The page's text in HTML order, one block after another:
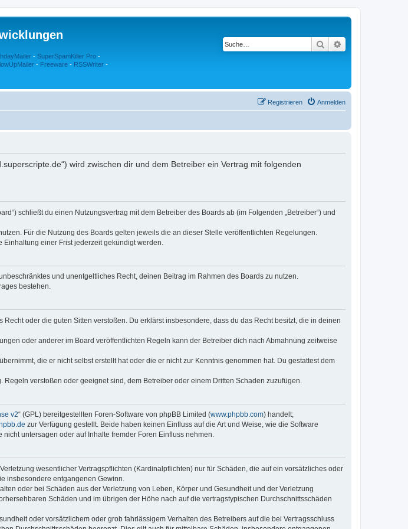
- SuperSpamKiller Pro -
- Freeware - RSSWriter -
Suche
Anmelden
Registrieren
wird zwischen dir und dem Betreiber ein Vertrag mit folgenden
schließt du einen Nutzungsvertrag mit dem Betreiber des Boards ab (im Folgenden „Betreiber“) und
Für die Nutzung des Boards gelten jeweils die an dieser Stelle veröffentlichten Regelungen.
Einhaltung einer Frist jederzeit gekündigt werden.
und unentgeltliches Recht, deinen Beitrag im Rahmen des Boards zu nutzen.
bestehen.
oder die guten Sitten verstoßen. Du erklärst insbesondere, dass du das Recht besitzt, die in deinen
oder anderer im Board veröffentlichten Regeln kann der Betreiber dich nach Abmahnung zeitweise
die er nicht selbst erstellt hat oder die er nicht zur Kenntnis genommen hat. Du gestattest dem
verstoßen oder geeignet sind, dem Betreiber oder einem Dritten Schaden zuzufügen.
v2“ (GPL) bereitgestellten Foren-Software von phpBB Limited (www.phpbb.com) handelt;
zur Verfügung gestellt. Beide haben keinen Einfluss auf die Art und Weise, wie die Software
untersagen oder auf Inhalte fremder Foren Einfluss nehmen.
wesentlicher Vertragspflichten (Kardinalpflichten) nur für Schäden, die auf ein vorsätzliches oder
insbesondere entgangenen Gewinn.
oder bei Schäden aus der Verletzung von Leben, Körper und Gesundheit und der Verletzung
Schäden und im übrigen der Höhe nach auf die vertragstypischen Durchschnittsschäden
oder vorsätzlichem oder grob fahrlässigem Verhalten des Betreibers auf die bei Vertragsschluss